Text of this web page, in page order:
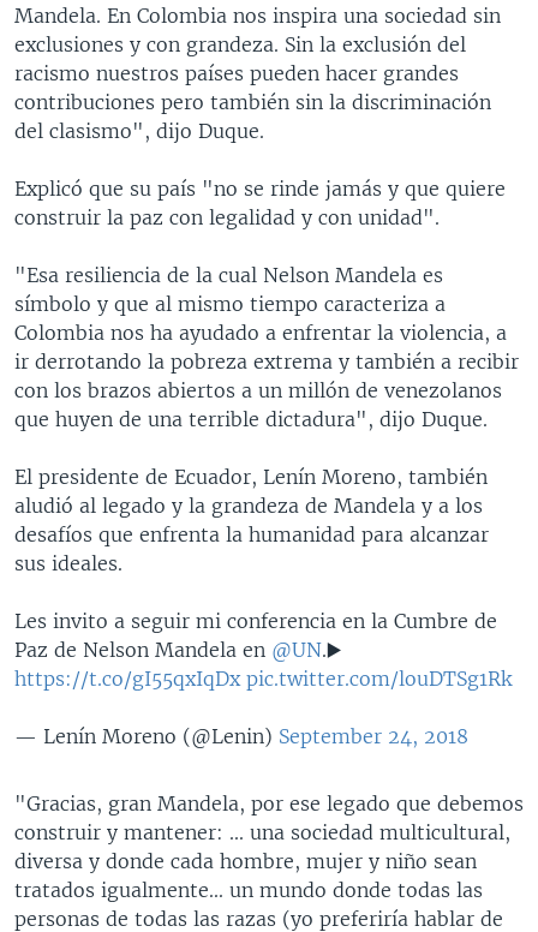
Mandela. En Colombia nos inspira una sociedad sin
exclusiones y con grandeza. Sin la exclusión del
racismo nuestros países pueden hacer grandes
contribuciones pero también sin la discriminación
del clasismo", dijo Duque.
Explicó que su país "no se rinde jamás y que quiere
construir la paz con legalidad y con unidad".
"Esa resiliencia de la cual Nelson Mandela es
símbolo y que al mismo tiempo caracteriza a
Colombia nos ha ayudado a enfrentar la violencia, a
ir derrotando la pobreza extrema y también a recibir
con los brazos abiertos a un millón de venezolanos
que huyen de una terrible dictadura", dijo Duque.
El presidente de Ecuador, Lenín Moreno, también
aludió al legado y la grandeza de Mandela y a los
desafíos que enfrenta la humanidad para alcanzar
sus ideales.
Les invito a seguir mi conferencia en la Cumbre de
Paz de Nelson Mandela en @UN.▶️
https://t.co/gI55qxIqDx pic.twitter.com/louDTSg1Rk
— Lenín Moreno (@Lenin) September 24, 2018
"Gracias, gran Mandela, por ese legado que debemos
construir y mantener: ... una sociedad multicultural,
diversa y donde cada hombre, mujer y niño sean
tratados igualmente... un mundo donde todas las
personas de todas las razas (yo preferiría hablar de